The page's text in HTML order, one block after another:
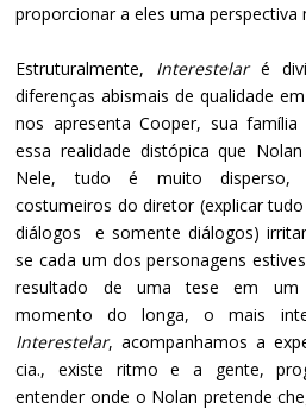
proporcionar a eles uma perspectiva
Estruturalmente, Interestelaré
diferenças abismais de qualidade
nos apresenta Cooper, sua
essa realidade distópica que
Nele, tudo é muito disperso,
costumeiros do diretor (explicar
diálogos e somente diálogos)
se cada um dos personagens
resultado de uma tese em um
momento do longa, o mais
Interestelar, acompanhamos a
cia., existe ritmo e a gente,
entender onde o Nolan pretende